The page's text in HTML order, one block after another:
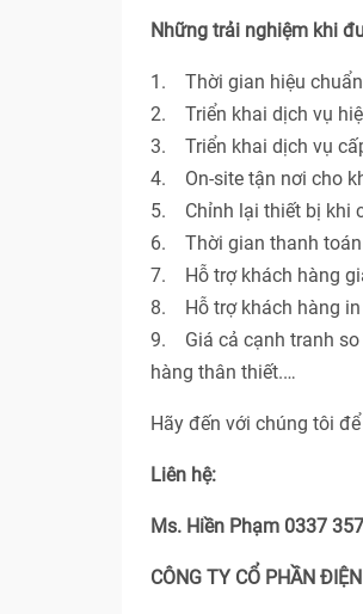
Những trải nghiệm khi
1. Thời gian hiệu chuẩn
2. Triển khai dịch vụ
3. Triển khai dịch vụ
4. On-site tận nơi cho
5. Chỉnh lại thiết bị khi
6. Thời gian thanh toán
7. Hỗ trợ khách hàng
8. Hỗ trợ khách hàng in
9. Giá cả cạnh tranh so
hàng thân thiết.…
Hãy đến với chúng tôi
Liên hệ:
Ms. Hiền Phạm 0337
CÔNG TY CỔ PHẦN